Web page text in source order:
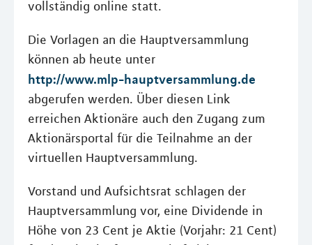
vollständig online statt.
Die Vorlagen an die Hauptversammlung
können ab heute unter
http://www.mlp-hauptversammlung.de
abgerufen werden. Über diesen Link
erreichen Aktionäre auch den Zugang zum
Aktionärsportal für die Teilnahme an der
virtuellen Hauptversammlung.
Vorstand und Aufsichtsrat schlagen der
Hauptversammlung vor, eine Dividende in
Höhe von 23 Cent je Aktie (Vorjahr: 21 Cent)